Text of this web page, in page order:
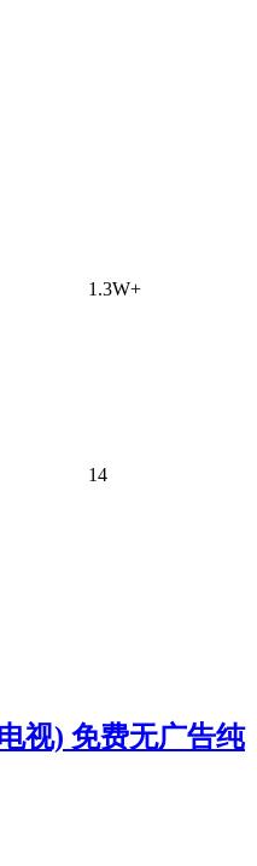
1.3W+
14
视) 免费无广告纯